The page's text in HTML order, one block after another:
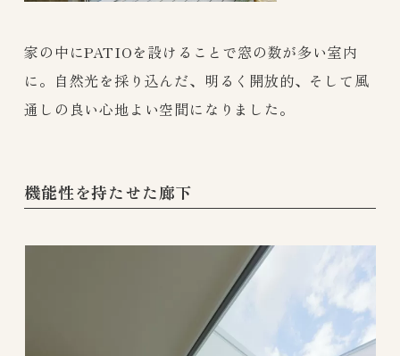
家の中にPATIOを設けることで窓の数が多い室内
に。自然光を採り込んだ、明るく開放的、そして風
通しの良い心地よい空間になりました。
機能性を持たせた廊下